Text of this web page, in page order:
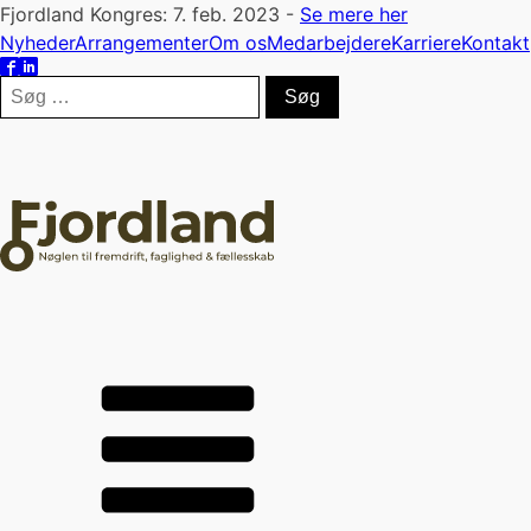
Fjordland Kongres: 7. feb. 2023 - Se mere her
NyhederArrangementerOm osMedarbejdereKarriereKontakt
Søg
efter: